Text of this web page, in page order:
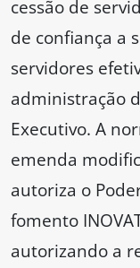
cessão de
de confiança a
servidores
administração
Executivo. A
emenda
autoriza o
fomento
autorizando a